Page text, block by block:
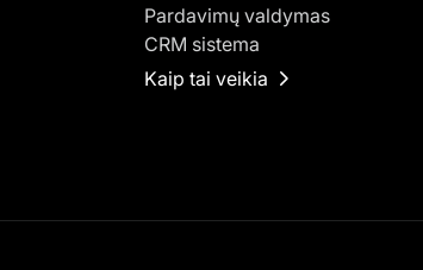
Pardavimų valdymas
CRM sistema
Kaip tai veikia